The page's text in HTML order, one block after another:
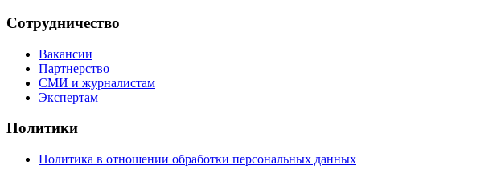
Сотрудничество
Вакансии
Партнерство
СМИ и журналистам
Экспертам
Политики
Политика в отношении обработки персональных данных